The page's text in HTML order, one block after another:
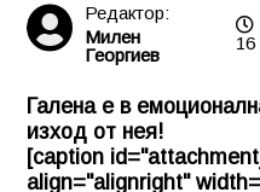
Редактор:
Милен
Георгиев
16
Галена е в
изход от нея!
[caption
align="alignright"